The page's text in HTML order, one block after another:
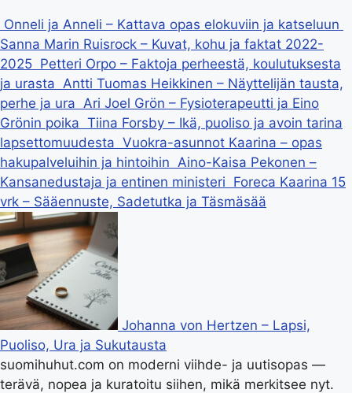
Onneli ja Anneli – Kattava opas elokuviin ja katseluun
Sanna Marin Ruisrock – Kuvat, kohu ja faktat 2022-
2025 Petteri Orpo – Faktoja perheestä, koulutuksesta
ja urasta Antti Tuomas Heikkinen – Näyttelijän tausta,
perhe ja ura Ari Joel Grön – Fysioterapeutti ja Eino
Grönin poika Tiina Forsby – Ikä, puoliso ja avoin tarina
lapsettomuudesta Vuokra-asunnot Kaarina – opas
hakupalveluihin ja hintoihin Aino-Kaisa Pekonen –
Kansanedustaja ja entinen ministeri Foreca Kaarina 15
vrk – Sääennuste, Sadetutka ja Täsmäsää
Johanna von Hertzen – Lapsi,
Puoliso, Ura ja Sukutausta
suomihuhut.com on moderni viihde- ja uutisopas —
terävä, nopea ja kuratoitu siihen, mikä merkitsee nyt.